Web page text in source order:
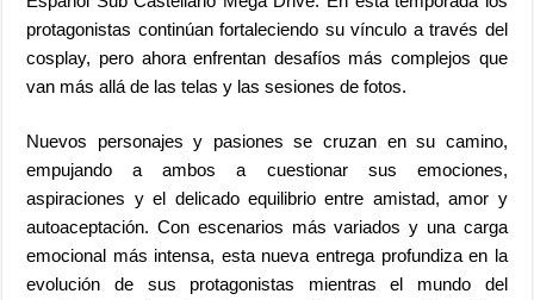
protagonistas continúan fortaleciendo su vínculo a través del
cosplay, pero ahora enfrentan desafíos más complejos que
van más allá de las telas y las sesiones de fotos.
Nuevos personajes y pasiones se cruzan en su camino,
empujando a ambos a cuestionar sus emociones,
aspiraciones y el delicado equilibrio entre amistad, amor y
autoaceptación. Con escenarios más variados y una carga
emocional más intensa, esta nueva entrega profundiza en la
evolución de sus protagonistas mientras el mundo del